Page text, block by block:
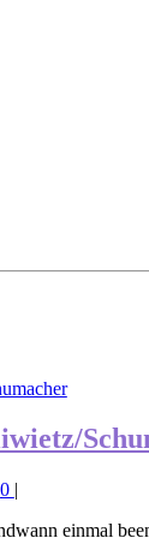
0 |
einmal